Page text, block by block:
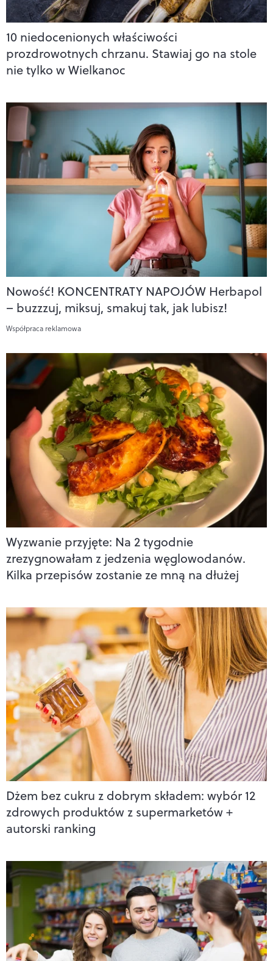
10 niedocenionych właściwości
prozdrowotnych chrzanu. Stawiaj go na stole
nie tylko w Wielkanoc
Nowość! KONCENTRATY NAPOJÓW Herbapol
– buzzzuj, miksuj, smakuj tak, jak lubisz!
Współpraca reklamowa
Wyzwanie przyjęte: Na 2 tygodnie
zrezygnowałam z jedzenia węglowodanów.
Kilka przepisów zostanie ze mną na dłużej
Dżem bez cukru z dobrym składem: wybór 12
zdrowych produktów z supermarketów +
autorski ranking